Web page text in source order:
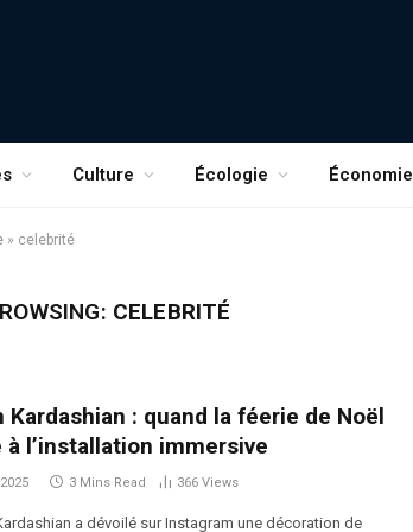
Culture Écologie Économie
» celebrité
CELEBRITÉ
Kardashian : quand la féerie de Noël
à l’installation immersive
3 Mins Read 366 Views
a dévoilé sur Instagram une décoration de